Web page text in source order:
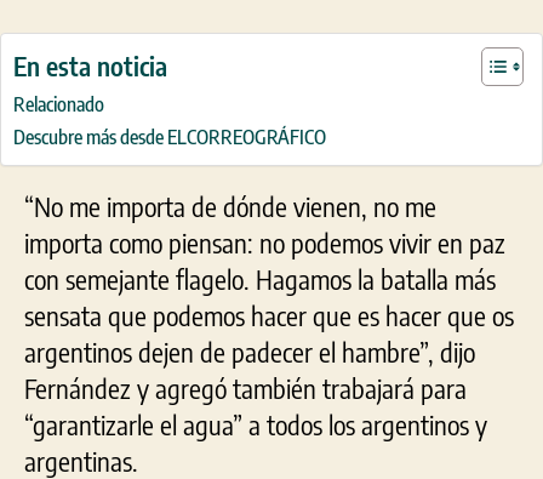
En esta noticia
Relacionado
Descubre más desde ELCORREOGRÁFICO
“No me importa de dónde vienen, no me
importa como piensan: no podemos vivir en paz
con semejante flagelo. Hagamos la batalla más
sensata que podemos hacer que es hacer que os
argentinos dejen de padecer el hambre”, dijo
Fernández y agregó también trabajará para
“garantizarle el agua” a todos los argentinos y
argentinas.